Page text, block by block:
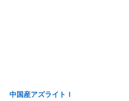
中国産アズライトＩ